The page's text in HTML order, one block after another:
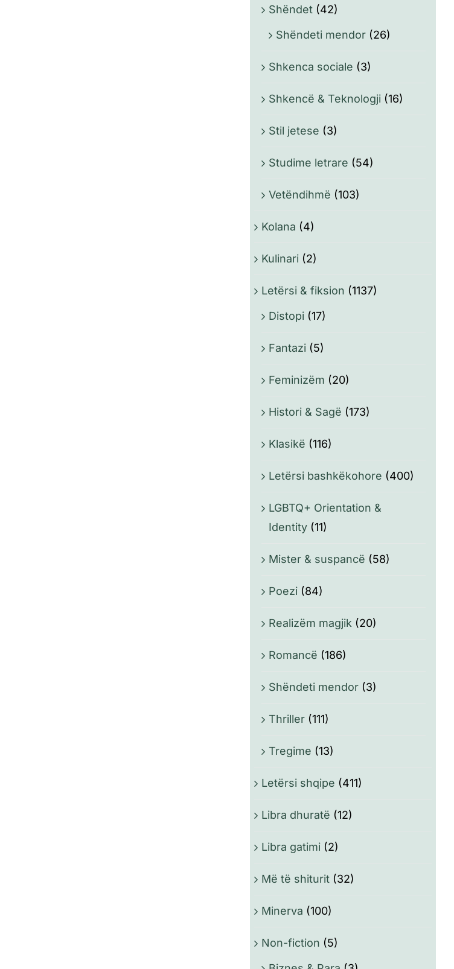
Shëndet (42)
Shëndeti mendor (26)
Shkenca sociale (3)
Shkencë & Teknologji (16)
Stil jetese (3)
Studime letrare (54)
Vetëndihmë (103)
Kolana (4)
Kulinari (2)
Letërsi & fiksion (1137)
Distopi (17)
Fantazi (5)
Feminizëm (20)
Histori & Sagë (173)
Klasikë (116)
Letërsi bashkëkohore (400)
LGBTQ+ Orientation &
Identity (11)
Mister & suspancë (58)
Poezi (84)
Realizëm magjik (20)
Romancë (186)
Shëndeti mendor (3)
Thriller (111)
Tregime (13)
Letërsi shqipe (411)
Libra dhuratë (12)
Libra gatimi (2)
Më të shiturit (32)
Minerva (100)
Non-fiction (5)